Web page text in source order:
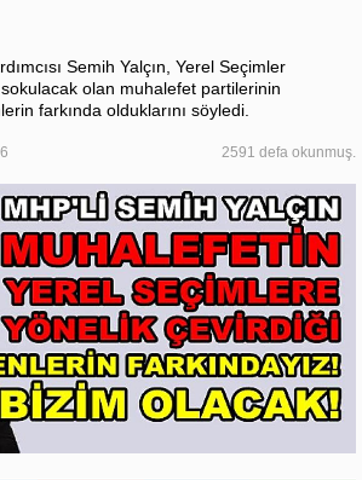
Semih Yalçın, Yerel Seçimler
olan muhalefet partilerinin
farkında olduklarını söyledi.
2591 defa okunmuş.